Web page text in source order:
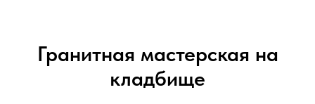
Гранитная мастерская на
кладбище